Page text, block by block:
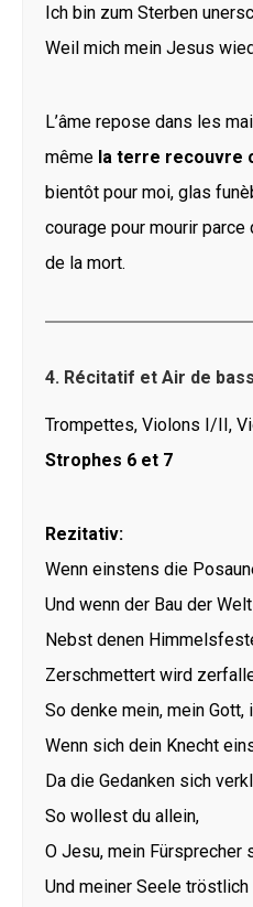
Ich bin zum Sterben
Weil mich mein Jesus
L’âme repose dans les
même la terre recouvre
bientôt pour moi, glas
courage pour mourir
de la mort.
4. Récitatif et Air de
Trompettes, Violons I/II,
Strophes 6 et 7
Rezitativ:
Wenn einstens die
Und wenn der Bau der Welt
Nebst denen
Zerschmettert wird
So denke mein, mein Gott,
Wenn sich dein Knecht
Da die Gedanken sich
So wollest du allein,
O Jesu, mein Fürsprecher
Und meiner Seele tröstlich